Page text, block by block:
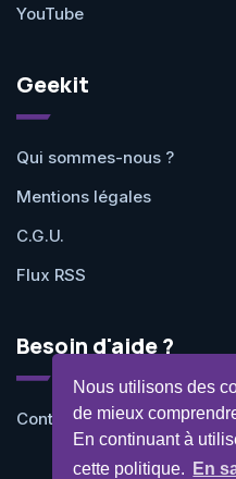
Nous utilisons des
de mieux
En continuant à
cette politique.
En
YouTube
Geekit
Qui sommes-nous ?
Mentions légales
C.G.U.
Flux RSS
Besoin d'aide ?
Contactez-nous